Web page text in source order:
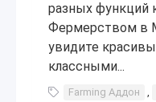
разных функций
Фермерством в
увидите
классными...
Farming Аддон ,